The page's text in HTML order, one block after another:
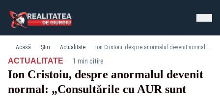
Acasă Știri Actualitate Ion Cristoiu, despre anormalul devenit normal: „Consultările cu AUR sunt obligație constituțională”
ACTUALITATE· 1 min citire
Ion Cristoiu, despre anormalul devenit
normal: „Consultările cu AUR sunt